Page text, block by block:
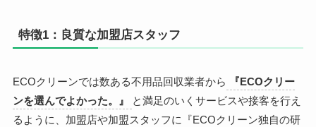
特徴1：良質な加盟店スタッフ
ECOクリーンでは数ある不用品回収業者から 『 ECOクリー
ンを選んでよかった。』
と満足のいくサービスや接客を行え
るように、加盟店や加盟スタッフに『ECOクリーン独自の研